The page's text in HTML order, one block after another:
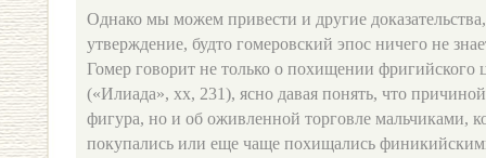
Однако мы можем привести и другие
утверждение, будто гомеровский эпос ничего не
Гомер говорит не только о похищении фригийского
(«Илиада», хх, 231), ясно давая понять, что
фигура, но и об оживленной торговле мальчиками,
покупались или еще чаще похищались